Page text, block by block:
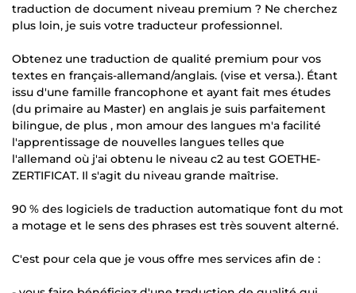
traduction de document niveau premium ? Ne cherchez
plus loin, je suis votre traducteur professionnel.
Obtenez une traduction de qualité premium pour vos
textes en français-allemand/anglais. (vise et versa.). Étant
issu d'une famille francophone et ayant fait mes études
(du primaire au Master) en anglais je suis parfaitement
bilingue, de plus , mon amour des langues m'a facilité
l'apprentissage de nouvelles langues telles que
l'allemand où j'ai obtenu le niveau c2 au test GOETHE-
ZERTIFICAT. Il s'agit du niveau grande maîtrise.
90 % des logiciels de traduction automatique font du mot
a motage et le sens des phrases est très souvent alterné.
C'est pour cela que je vous offre mes services afin de :